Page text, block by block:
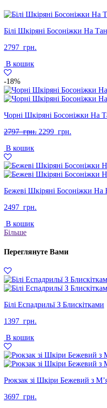
Білі Шкіряні Босоніжки На
2797 грн.
В кошик
-18%
Чорні Шкіряні Босоніжки На
2797 грн. Оригінальна
2299 грн.
В кошик
Бежеві Шкіряні Босоніжки
2497 грн.
В кошик
Більше
Переглянуте Вами
Білі Еспадрильї З Блискітками
1397 грн.
В кошик
Рюкзак зі Шкіри Бежевий з
3697 грн.